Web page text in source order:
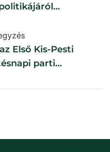
Első Kis-Pesti
parti